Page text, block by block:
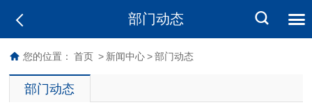
部门动态
您的位置： 首页 > 新闻中心 > 部门动态
部门动态